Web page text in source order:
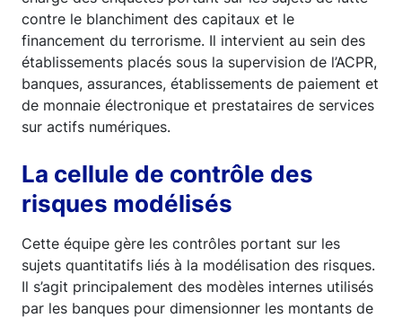
contre le blanchiment des capitaux et le
financement du terrorisme. Il intervient au sein des
établissements placés sous la supervision de l’ACPR,
banques, assurances, établissements de paiement et
de monnaie électronique et prestataires de services
sur actifs numériques.
La cellule de contrôle des
risques modélisés
Cette équipe gère les contrôles portant sur les
sujets quantitatifs liés à la modélisation des risques.
Il s’agit principalement des modèles internes utilisés
par les banques pour dimensionner les montants de